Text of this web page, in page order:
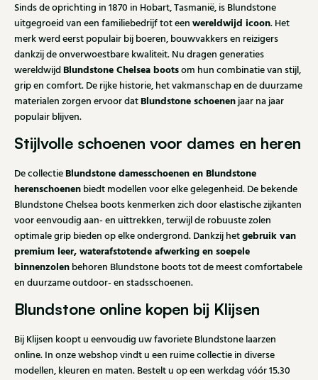
Sinds de oprichting in 1870 in Hobart, Tasmanië, is Blundstone
uitgegroeid van een familiebedrijf tot een wereldwijd icoon. Het
merk werd eerst populair bij boeren, bouwvakkers en reizigers
dankzij de onverwoestbare kwaliteit. Nu dragen generaties
wereldwijd Blundstone Chelsea bootsom hun combinatie van stijl,
grip en comfort. De rijke historie, het vakmanschap en de duurzame
materialen zorgen ervoor dat Blundstone schoenenjaar na jaar
populair blijven.
Stijlvolle schoenen voor dames en heren
De collectie Blundstone damesschoenen en Blundstone
herenschoenen biedt modellen voor elke gelegenheid. De bekende
Blundstone Chelsea boots kenmerken zich door elastische zijkanten
voor eenvoudig aan- en uittrekken, terwijl de robuuste zolen
optimale grip bieden op elke ondergrond. Dankzij hetgebruik van
premium leer, waterafstotende afwerking en soepele
binnenzolen behoren Blundstone boots tot de meest comfortabele
en duurzame outdoor- en stadsschoenen.
Blundstone online kopen bij Klijsen
Bij Klijsen koopt u eenvoudig uw favoriete Blundstone laarzen
online. In onze webshop vindt u een ruime collectie in diverse
modellen, kleuren en maten. Bestelt u op een werkdag vóór 15.30